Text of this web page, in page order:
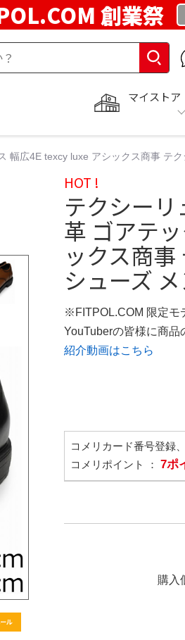
創業祭
マイストア
広4E texcy luxe アシックス商事 テ
HOT !
テクシー
革 ゴアテ
ックス商
シューズ
※FITPOL.COM 限定モ
YouTuberの皆様に商品
紹介動画はこちら
コメリカード番号登録
コメリポイント ： 7ポ
購入